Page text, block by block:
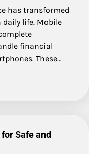
has transformed
daily life. Mobile
financial
These…
Safe and